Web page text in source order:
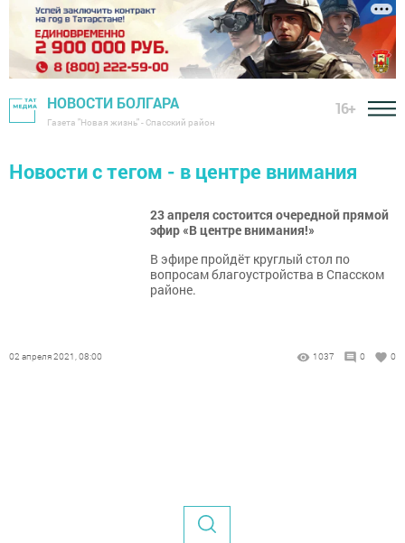
НОВОСТИ БОЛГАРА
Газета "Новая жизнь" - Спасский район
16+
Новости с тегом - в центре внимания
23 апреля состоится очередной прямой
эфир «В центре внимания!»
В эфире пройдёт круглый стол по
вопросам благоустройства в Спасском
районе.
02 апреля 2021, 08:00 1037 0 0